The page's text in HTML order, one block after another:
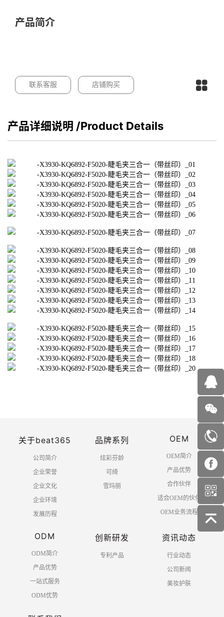
产品简介
联系客服 店铺购买
产品详细说明 /Product Details
关于beat365
公司简介
企业荣誉
企业文化
企业环境
发展历程
品牌系列
炫彩芬龄
可绮
雪玛丽
OEM
OEM简介
产品优势
合作伙伴
适合OEM的伙伴
OEM业务流程
ODM
ODM简介
产品优势
一站式服务
ODM优势
创新研发
专利产品
资讯动态
行业动态
公司新闻
美妆护肤